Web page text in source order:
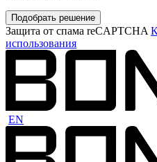
Подобрать решение
Защита от спама reCAPTCHA
использования
EN